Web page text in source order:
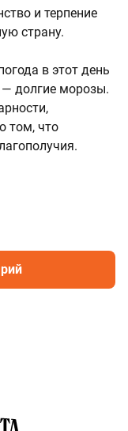
и терпение
страну.
в этот день
— долгие морозы.
том, что